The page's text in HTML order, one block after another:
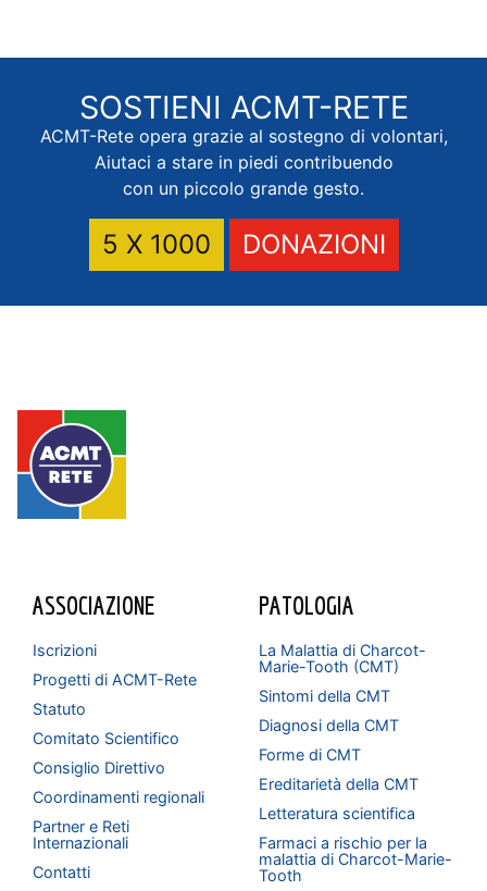
SOSTIENI ACMT-RETE
ACMT-Rete opera grazie al sostegno di volontari,
Aiutaci a stare in piedi contribuendo
con un piccolo grande gesto.
5 X 1000 DONAZIONI
ASSOCIAZIONE
Iscrizioni
Progetti di ACMT-Rete
Statuto
Comitato Scientifico
Consiglio Direttivo
Coordinamenti regionali
Partner e Reti
Internazionali
Contatti
PATOLOGIA
La Malattia di Charcot-
Marie-Tooth (CMT)
Sintomi della CMT
Diagnosi della CMT
Forme di CMT
Ereditarietà della CMT
Letteratura scientifica
Farmaci a rischio per la
malattia di Charcot-Marie-
Tooth